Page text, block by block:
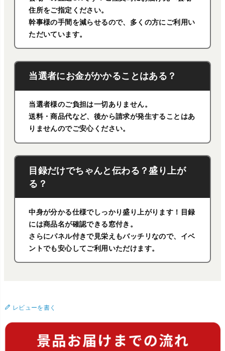
住所をご指定ください。
幹事様の手間を減らせるので、多くの方にご利用い
ただいています。
当選者にお金がかかることはある？
当選者様のご負担は一切ありません。
送料・商品代など、後から請求が発生することはあ
りませんのでご安心ください。
目録だけでちゃんと伝わる？盛り上が
る？
中身が分かる仕様でしっかり盛り上がります！目録
には商品名が確認できる窓付き。
さらにパネル付きで見栄えもバッチリなので、イベ
ントでも安心してご利用いただけます。
レビューを書く